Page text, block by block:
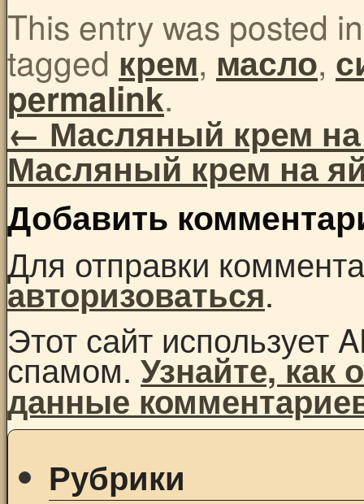
This entry was posted
tagged крем, масло,
permalink.
←Масляный крем
Масляный крем на
Добавить
Для отправки
авторизоваться.
Этот сайт использует
спамом.Узнайте,
данные
Рубрики